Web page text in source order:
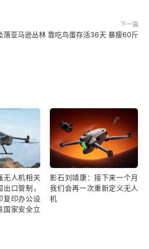
下一篇
落亚马逊丛林 靠吃鸟蛋存活36天 暴瘦60斤
无人机相关
口管制，
复印办公设
国家安全立
影石刘靖康：接下来一个月
我们会再一次重新定义无人
机